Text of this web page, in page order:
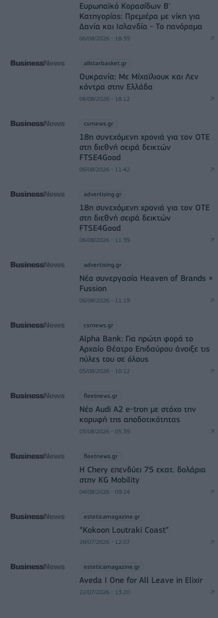
Ευρωπαϊκό Κορασίδων Β'
Κατηγορίας: Πρεμιέρα με νίκη για
Δανία και Ισλανδία - Το πανόραμα
06/08/2026 - 18:39
allstarbasket.gr
Ουκρανία: Με Μίχαϊλιουκ και Λεν
κόντρα στην Ελλάδα
06/08/2026 - 18:12
csrnews.gr
18η συνεχόμενη χρονιά για τον ΟΤΕ
στη διεθνή σειρά δεικτών
FTSE4Good
06/08/2026 - 11:42
advertising.gr
18η συνεχόμενη χρονιά για τον ΟΤΕ
στη διεθνή σειρά δεικτών
FTSE4Good
06/08/2026 - 11:39
advertising.gr
Νέα συνεργασία Heaven of Brands ×
Fussion
06/08/2026 - 11:19
csrnews.gr
Alpha Bank: Για πρώτη φορά το
Αρχαίο Θέατρο Επιδαύρου άνοιξε τις
πύλες του σε όλους
05/08/2026 - 10:12
fleetnews.gr
Νέο Audi A2 e-tron με στόχο την
κορυφή της αποδοτικότητας
05/08/2026 - 05:39
fleetnews.gr
Η Chery επενδύει 75 εκατ. δολάρια
στην KG Mobility
04/08/2026 - 09:24
esteticamagazine.gr
“Kokoon Loutraki Coast”
28/07/2026 - 12:07
esteticamagazine.gr
Aveda I One for All Leave in Elixir
22/07/2026 - 13:20